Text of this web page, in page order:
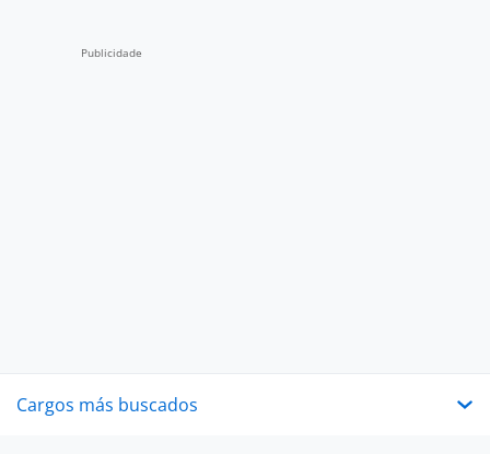
Cargos más buscados